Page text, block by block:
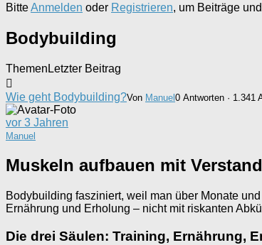
BitteAnmelden oder Registrieren, um Beiträge
Bodybuilding
Themen Letzter Beitrag
Wie geht Bodybuilding?Von Manuel0 Antworten · 1.341
vor 3 Jahren
Manuel
Muskeln aufbauen mit
Bodybuilding fasziniert, weil man über Monate
Ernährung und Erholung – nicht mit riskanten
Die drei Säulen: Training, Ernährung,